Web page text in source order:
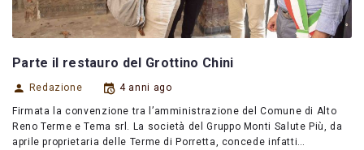
Parte il restauro del Grottino Chini
Redazione 4 anni ago
Firmata la convenzione tra l’amministrazione del Comune di Alto
Reno Terme e Tema srl. La società del Gruppo Monti Salute Più, da
aprile proprietaria delle Terme di Porretta, concede infatti…